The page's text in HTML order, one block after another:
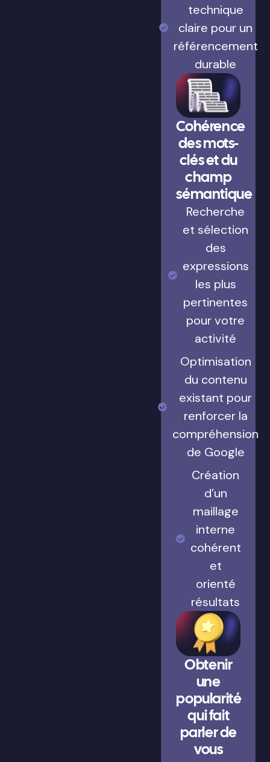
technique
claire pour un
référencement
durable
Cohérence
des mots-
clés et du
champ
sémantique
Recherche
et sélection
des
expressions
les plus
pertinentes
pour votre
activité
Optimisation
du contenu
existant pour
renforcer la
compréhension
de Google
Création
d’un
maillage
interne
cohérent
et
orienté
résultats
Obtenir
une
popularité
qui fait
parler de
vous